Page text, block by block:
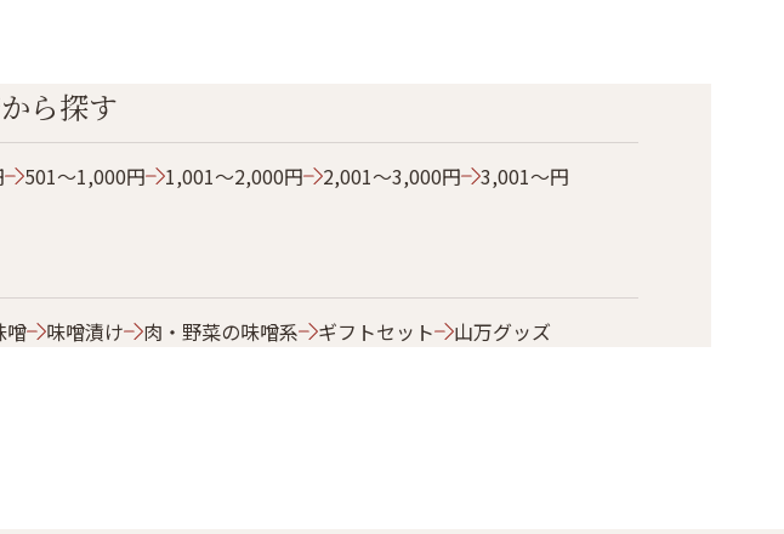
ら探す
501～1,000円 1,001～2,000円 2,001～3,000円 3,001～円
噌 味噌漬け 肉・野菜の味噌系 ギフトセット 山万グッズ